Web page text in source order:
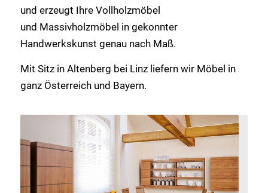
und erzeugt Ihre Vollholzmöbel
und Massivholzmöbel in gekonnter
Handwerkskunst genau nach Maß.
Mit Sitz in Altenberg bei Linz liefern wir Möbel in
ganz Österreich und Bayern.